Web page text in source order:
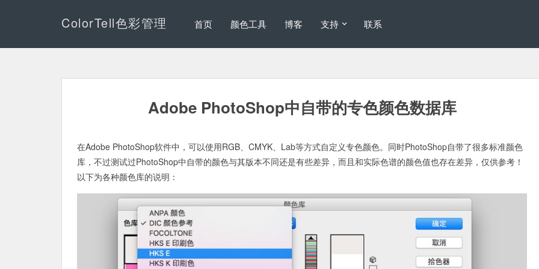
ColorTell色彩管理 首页 颜色工具 博客 支持 联系
Adobe PhotoShop中自带的专色颜色数据库
在Adobe PhotoShop软件中，可以使用RGB、CMYK、Lab等方式自定义专色颜色。同时PhotoShop自带了很多标准颜色
库，不过测试过PhotoShop中自带的颜色与其版本不同还是有些差异，而且和实际色谱的颜色值也存在差异，仅供参考！
以下为各种颜色库的说明：